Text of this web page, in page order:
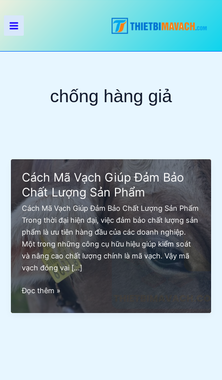
tới
nội
chống hàng giả
Cách Mã Vạch Giúp Đảm Bảo
Chất Lượng Sản Phẩm
Cách Mã Vạch Giúp Đảm Bảo Chất Lượng Sản Phẩm
Trong thời đại hiện đại, việc đảm bảo chất lượng sản
phẩm là ưu tiên hàng đầu của các doanh nghiệp.
Một trong những công cụ hữu hiệu giúp kiểm soát
và nâng cao chất lượng chính là mã vạch. Vậy mã
vạch đóng vai […]
Cách
Vạch
Đọc thêm »